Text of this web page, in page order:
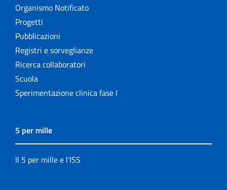
Organismo Notificato
Progetti
Pubblicazioni
Registri e sorveglianze
Ricerca collaboratori
Scuola
Sperimentazione clinica fase I
5 per mille
Il 5 per mille e l'ISS